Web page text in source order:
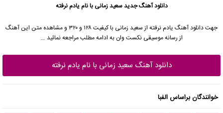
دانلود آهنگ جدیدسعید زمانی با نام یادم نرفته
جهت دانلود آهنگ یادم نرفته از سعید زمانی با کیفیت ۱۲۸ و ۳۲۰ و مشاهده متن این آهنگ
از رسانه موسیقی نکست وان به ادامه مطلب مراجعه نمائید …
دانلود آهنگ سعید زمانی با نام یادم نرفته
خوانندگان براساس الفبا